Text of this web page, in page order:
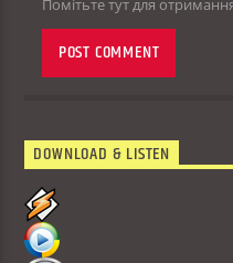
Помітьте тут для
DOWNLOAD & LISTEN